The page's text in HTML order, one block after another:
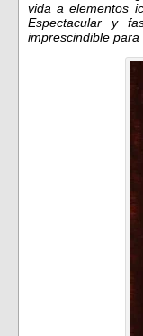
vida a elementos
Espectacular y
imprescindible